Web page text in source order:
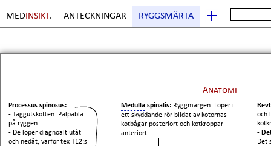
MED INSIKT. ANTECKNINGAR RYGGSMÄRTA
Processus spinosus:
- Taggutskotten. Palpabla
på ryggen.
- De löper diagnoalt utåt
och nedåt, varför tex T12:s
Medulla spinalis: Ryggmärgen. Löper i
ett skyddande rör bildat av kotornas
kotbågar posteriort och kotkroppar
anteriort.
och
-
Det
Anatomi